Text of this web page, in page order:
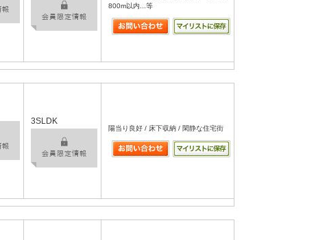
800m以内...等
3SLDK
陽当り良好 / 床下収納 / 閑静な住宅街